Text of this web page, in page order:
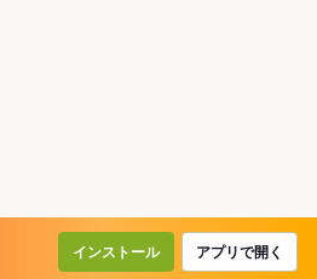
インストール アプリで開く